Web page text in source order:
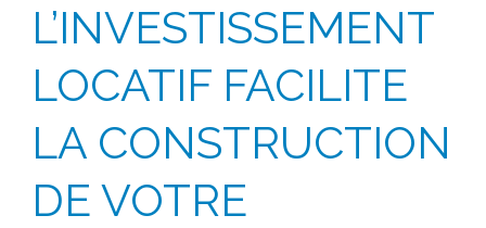
L’INVESTISSEMENT
LOCATIF FACILITE
LA CONSTRUCTION
DE VOTRE